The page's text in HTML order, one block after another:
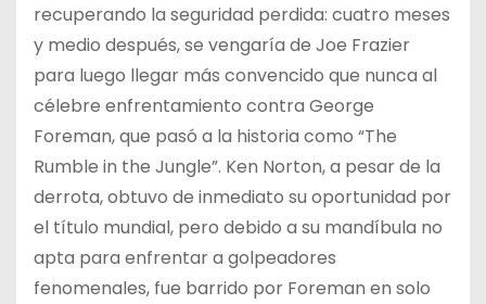
recuperando la seguridad perdida: cuatro meses
y medio después, se vengaría de Joe Frazier
para luego llegar más convencido que nunca al
célebre enfrentamiento contra George
Foreman, que pasó a la historia como “The
Rumble in the Jungle”. Ken Norton, a pesar de la
derrota, obtuvo de inmediato su oportunidad por
el título mundial, pero debido a su mandíbula no
apta para enfrentar a golpeadores
fenomenales, fue barrido por Foreman en solo